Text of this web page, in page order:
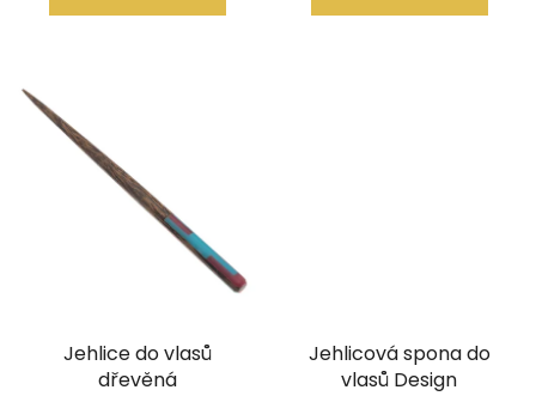
Jehlice do vlasů
dřevěná
Jehlicová spona do
vlasů Design